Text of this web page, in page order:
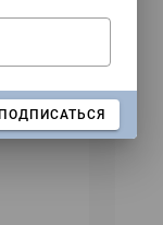
ПОДПИСАТЬСЯ